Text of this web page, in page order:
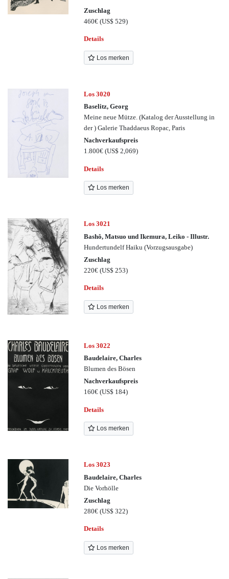
Zuschlag
460€(US$ 529)
Details
Los merken
Los 3020
Baselitz, Georg
Meine neue Mütze. (Katalog der Ausstellung in
der ) Galerie Thaddaeus Ropac, Paris
Nachverkaufspreis
1.800€(US$ 2,069)
Details
Los merken
Los 3021
Bashô, Matsuo und Ikemura, Leiko - Illustr.
Hundertundelf Haiku (Vorzugsausgabe)
Zuschlag
220€(US$ 253)
Details
Los merken
Los 3022
Baudelaire, Charles
Blumen des Bösen
Nachverkaufspreis
160€(US$ 184)
Details
Los merken
Los 3023
Baudelaire, Charles
Die Vorhölle
Zuschlag
280€(US$ 322)
Details
Los merken